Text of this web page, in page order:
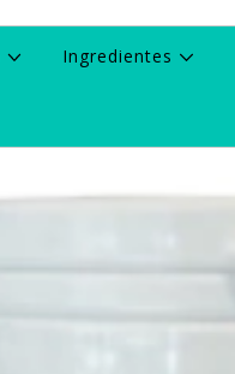
Ingredientes